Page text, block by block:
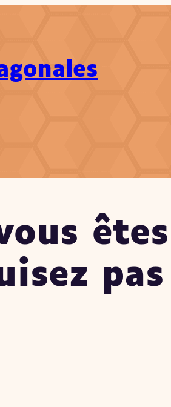
êtes
pas